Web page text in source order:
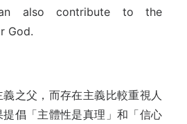
also contribute to the
God.
之父，而存在主義比較重視人
倡「主體性是真理」和「信心